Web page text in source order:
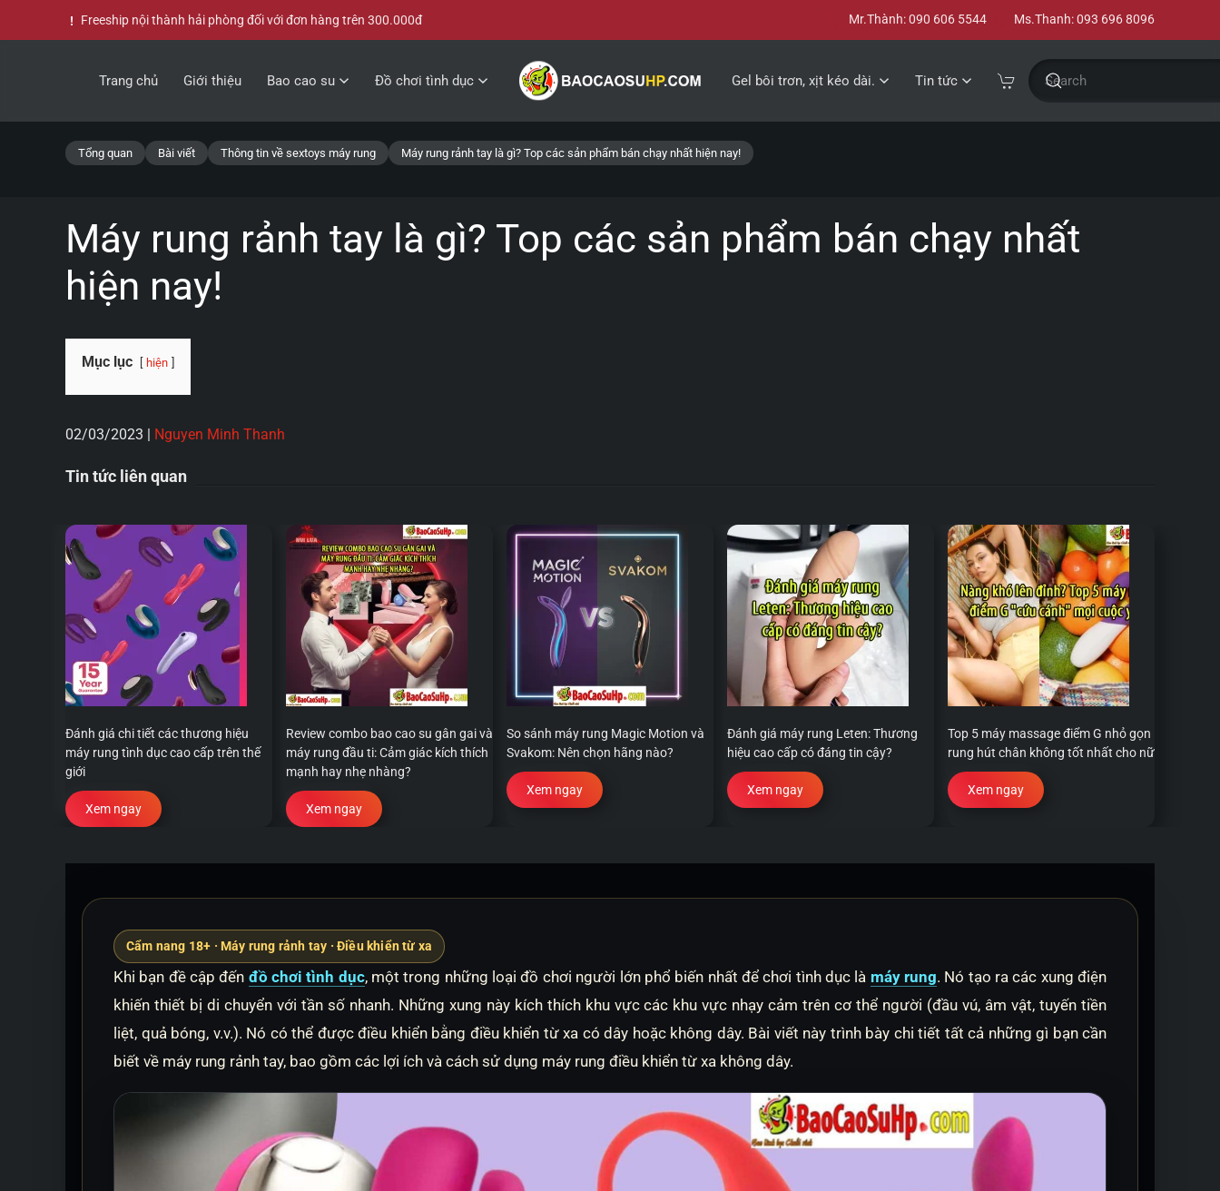
Freeship nội thành hải phòng đối với đơn hàng trên 300.000đ Mr.Thành: 090 606 5544 Ms.Thanh: 093 696 8096
Trang chủ Giới thiệu Bao cao su Đồ chơi tình dục Gel bôi trơn, xịt kéo dài. Tin tức
Tổng quan Bài viết Thông tin về sextoys máy rung Máy rung rảnh tay là gì? Top các sản phẩm bán chạy nhất hiện nay!
Máy rung rảnh tay là gì? Top các sản phẩm bán chạy nhất
hiện nay!
Mục lục hiện
02/03/2023 | Nguyen Minh Thanh
Tin tức liên quan
Đánh giá chi tiết các thương hiệu
máy rung tình dục cao cấp trên thế
giới
Xem ngay
Review combo bao cao su gân gai và
máy rung đầu ti: Cảm giác kích thích
mạnh hay nhẹ nhàng?
Xem ngay
So sánh máy rung Magic Motion và
Svakom: Nên chọn hãng nào?
Xem ngay
Đánh giá máy rung Leten: Thương
hiệu cao cấp có đáng tin cậy?
Xem ngay
Top 5 máy massage điểm G nhỏ gọn
rung hút chân không tốt nhất cho nữ
Xem ngay
Cẩm nang 18+ · Máy rung rảnh tay · Điều khiển từ xa
Khi bạn đề cập đến đồ chơi tình dục, một trong những loại đồ chơi người lớn phổ biến nhất để chơi tình dục là máy rung. Nó tạo ra các xung điện
khiến thiết bị di chuyển với tần số nhanh. Những xung này kích thích khu vực các khu vực nhạy cảm trên cơ thể người (đầu vú, âm vật, tuyến tiền
liệt, quả bóng, v.v.). Nó có thể được điều khiển bằng điều khiển từ xa có dây hoặc không dây. Bài viết này trình bày chi tiết tất cả những gì bạn cần
biết về máy rung rảnh tay, bao gồm các lợi ích và cách sử dụng máy rung điều khiển từ xa không dây.